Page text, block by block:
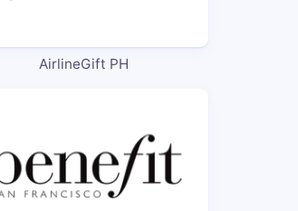
AirlineGift PH